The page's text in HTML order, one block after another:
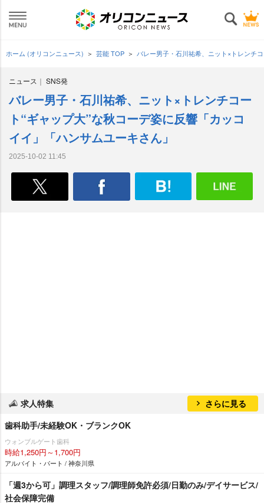
ホーム (オリコンニュース) 芸能 TOP バレー男子・石川祐希、ニット×トレンチ
ニュース SNS発
バレー男子・石川祐希、ニット×トレンチコー
ト“ギャップ大”な秋コーデ姿に反響「カッコ
イイ」「ハンサムユーキさん」
2025-10-02 11:45
求人特集
さらに見る
歯科助手/未経験OK・ブランクOK
ウォンブルゲート歯科
時給1,250円～1,700円
アルバイト・パート / 神奈川県
「週3から可」調理スタッフ/調理師免許必須/日勤のみ/デイサービス/
社会保障完備